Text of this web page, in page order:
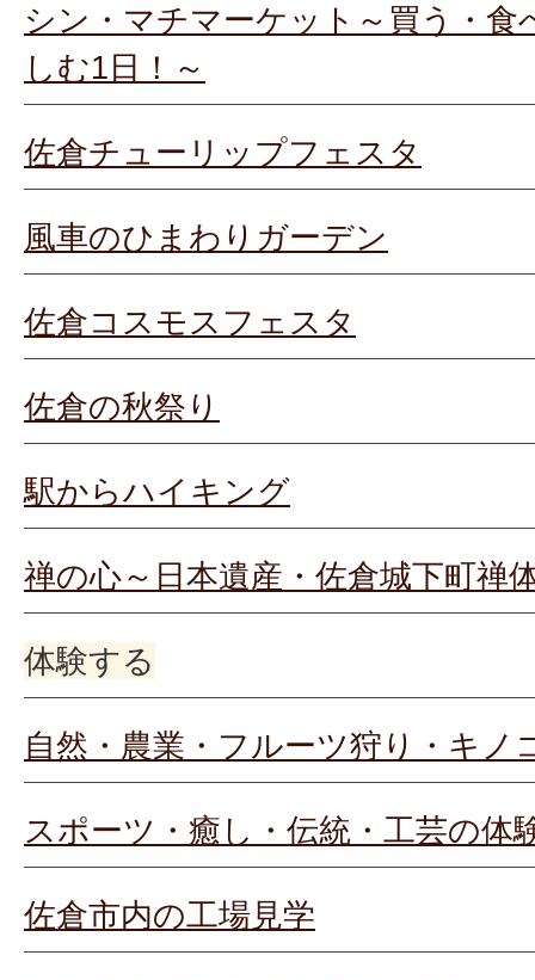
シン・マチマーケット～買う・食
しむ1日！～
佐倉チューリップフェスタ
風車のひまわりガーデン
佐倉コスモスフェスタ
佐倉の秋祭り
駅からハイキング
禅の心～日本遺産・佐倉城下町禅
体験する
自然・農業・フルーツ狩り・キノ
スポーツ・癒し・伝統・工芸の体
佐倉市内の工場見学